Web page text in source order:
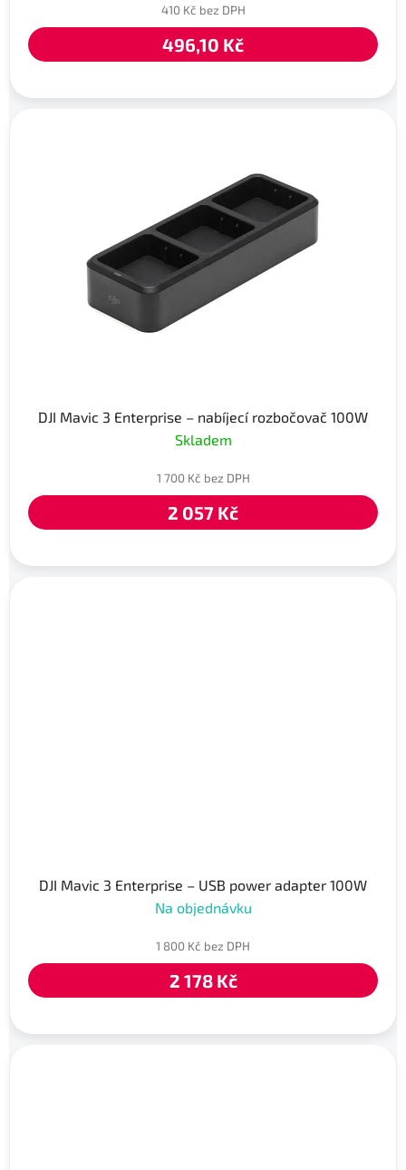
410 Kč bez DPH
496,10 Kč
DJI Mavic 3 Enterprise – nabíjecí rozbočovač 100W
Skladem
1 700 Kč bez DPH
2 057 Kč
DJI Mavic 3 Enterprise – USB power adapter 100W
Na objednávku
1 800 Kč bez DPH
2 178 Kč